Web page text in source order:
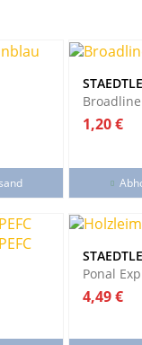
Preis
1,20 €
Ponal
Preis
4,49 €